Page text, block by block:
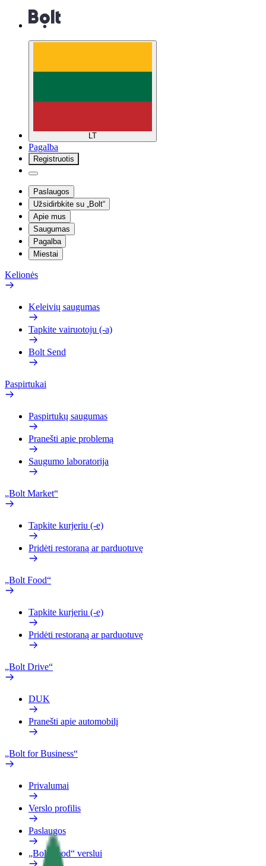
LT
Pagalba
Registruotis
Paslaugos
Užsidirbkite su „Bolt“
Apie mus
Saugumas
Pagalba
Miestai
Kelionės
Keleivių saugumas
Tapkite vairuotoju (-a)
Bolt Send
Paspirtukai
Paspirtukų saugumas
Pranešti apie problemą
Saugumo laboratorija
„Bolt Market“
Tapkite kurjeriu (-e)
Pridėti restoraną ar parduotuvę
„Bolt Food“
Tapkite kurjeriu (-e)
Pridėti restoraną ar parduotuvę
„Bolt Drive“
DUK
Pranešti apie automobilį
„Bolt for Business“
Privalumai
Verslo profilis
Paslaugos
„Bolt Food“ verslui